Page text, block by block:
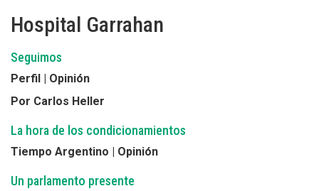
Hospital Garrahan
Seguimos
Perfil | Opinión
Por Carlos Heller
La hora de los condicionamientos
Tiempo Argentino | Opinión
Un parlamento presente